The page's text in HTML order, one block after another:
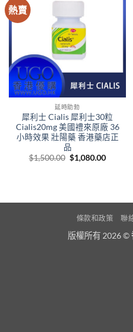
熱賣
延時助勃
犀利士 Cialis 犀利士30粒
Cialis20mg 美國禮來原廠 36
小時效果 壯陽藥 香港藥店正
品
$1,500.00 Original
price
$1,080.00Current
條款和政策 聯
版權所有 2026 ©